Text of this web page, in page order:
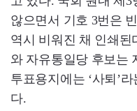
않으면서 기호 3번은
역시 비워진 채 인쇄된
와 자유통일당 후보는
투표용지에는 ‘사퇴’
다.